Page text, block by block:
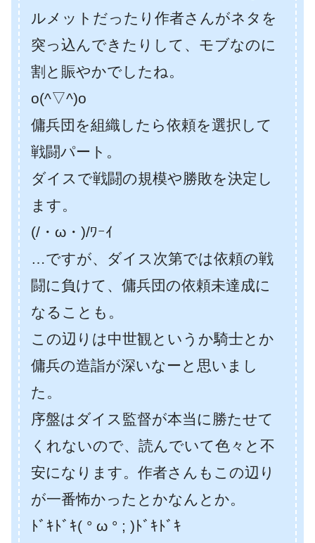
ルメットだったり作者さんがネタを
突っ込んできたりして、モブなのに
割と賑やかでしたね。
o(^▽^)o
傭兵団を組織したら依頼を選択して
戦闘パート。
ダイスで戦闘の規模や勝敗を決定し
ます。
(/・ω・)/ﾜｰｲ
…ですが、ダイス次第では依頼の戦
闘に負けて、傭兵団の依頼未達成に
なることも。
この辺りは中世観というか騎士とか
傭兵の造詣が深いなーと思いまし
た。
序盤はダイス監督が本当に勝たせて
くれないので、読んでいて色々と不
安になります。作者さんもこの辺り
が一番怖かったとかなんとか。
ﾄﾞｷﾄﾞｷ( ° ω ° ; )ﾄﾞｷﾄﾞｷ